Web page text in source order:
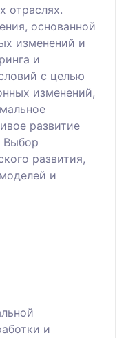
отраслях.
основанной
изменений и
и
с целью
изменений,
развитие
Выбор
развития,
и
и